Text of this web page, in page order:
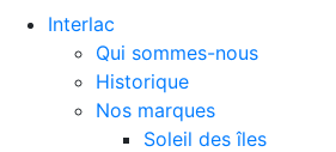
Interlac
Qui sommes-nous
Historique
Nos marques
Soleil des îles